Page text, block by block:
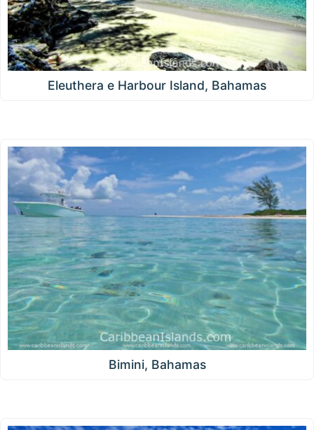
Eleuthera e Harbour Island, Bahamas
Bimini, Bahamas